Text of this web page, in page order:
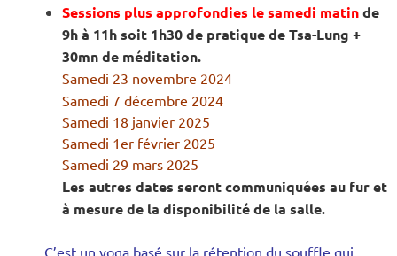
Sessions plus approfondies le samedi matinde
9h à 11hsoit 1h30 de pratique de Tsa-Lung +
30mn de méditation.
Samedi 23 novembre 2024
Samedi 7 décembre 2024
Samedi 18 janvier 2025
Samedi 1er février 2025
Samedi 29 mars 2025
Les autres dates seront communiquées au fur et
à mesure de la disponibilité de la salle.
C’est un yoga basé sur la rétention du souffle qui